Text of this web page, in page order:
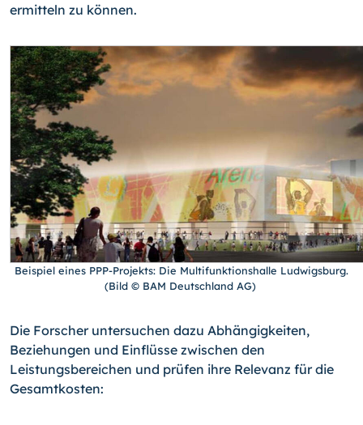
ermitteln zu können.
Beispiel eines PPP-Projekts: Die Multifunktionshalle Ludwigsburg.
(Bild © BAM Deutschland AG)
Die Forscher untersuchen dazu Abhängigkeiten,
Beziehungen und Einflüsse zwischen den
Leistungsbereichen und prüfen ihre Relevanz für die
Gesamtkosten: